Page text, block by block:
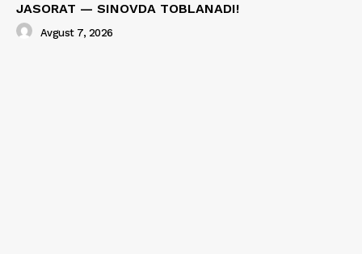
JASORAT — SINOVDA TOBLANADI!
Avgust 7, 2026